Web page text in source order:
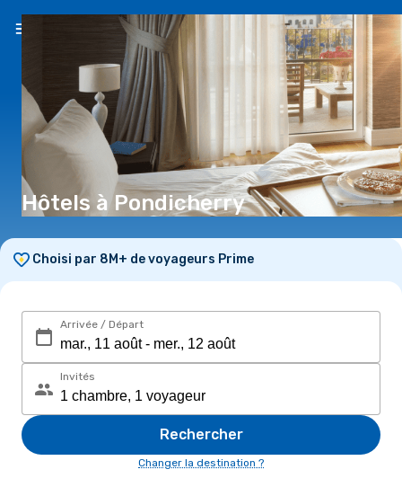
FR(€)
Hôtels à Pondicherry
Choisi par 8M+ de voyageurs Prime
Arrivée / Départ
Invités
Rechercher
Changer la destination ?